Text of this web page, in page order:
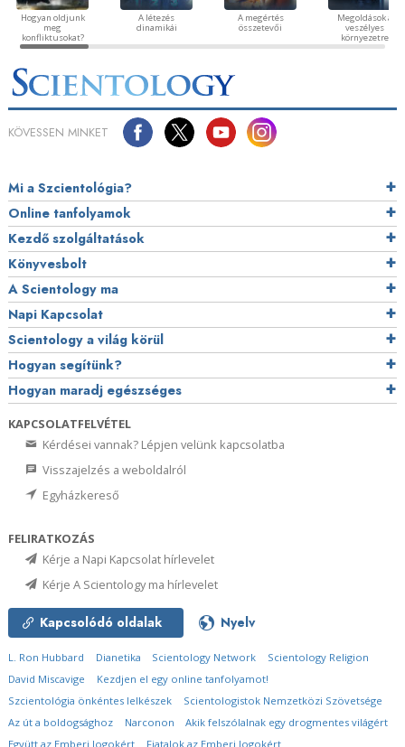
Hogyan oldjunk
meg
konfliktusokat?
A létezés
dinamikái
A megértés
összetevői
Megoldások a
veszélyes
környezetre
KÖVESSEN MINKET
Mi a Szcientológia?
Online tanfolyamok
Kezdő szolgáltatások
Könyvesbolt
A Scientology ma
Napi Kapcsolat
Scientology a világ körül
Hogyan segítünk?
Hogyan maradj egészséges
KAPCSOLATFELVÉTEL
Kérdései vannak? Lépjen velünk kapcsolatba
Visszajelzés a weboldalról
Egyházkereső
FELIRATKOZÁS
Kérje a Napi Kapcsolat hírlevelet
Kérje A Scientology ma hírlevelet
Kapcsolódó oldalak Nyelv
L. Ron Hubbard Dianetika Scientology Network
Scientology Religion
David Miscavige
Kezdjen el egy online tanfolyamot!
Szcientológia önkéntes lelkészek
Scientologistok Nemzetközi Szövetsége
Az út a boldogsághoz
Narconon
Akik felszólalnak egy drogmentes világért
Együtt az Emberi Jogokért
Fiatalok az Emberi Jogokért